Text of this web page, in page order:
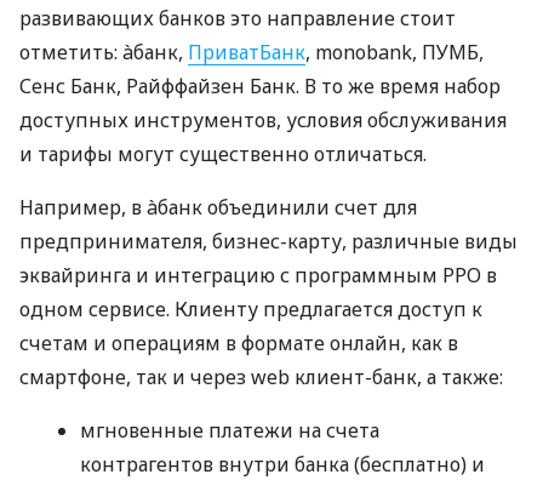
развивающих банков это направление стоит
отметить: àбанк, ПриватБанк, monobank, ПУМБ,
Сенс Банк, Райффайзен Банк. В то же время набор
доступных инструментов, условия обслуживания
и тарифы могут существенно отличаться.
Например, в àбанк объединили счет для
предпринимателя, бизнес-карту, различные виды
эквайринга и интеграцию с программным РРО в
одном сервисе. Клиенту предлагается доступ к
счетам и операциям в формате онлайн, как в
смартфоне, так и через web клиент-банк, а также:
мгновенные платежи на счета
контрагентов внутри банка (бесплатно) и